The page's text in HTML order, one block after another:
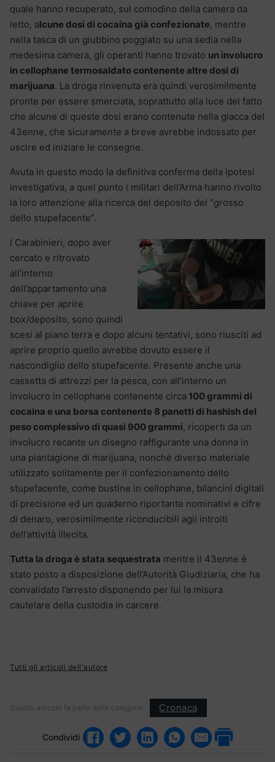
quale hanno recuperato, sul comodino della camera da
letto, alcune dosi di cocaina già confezionate, mentre
nella tasca di un giubbino poggiato su una sedia nella
medesima camera, gli operanti hanno trovato un involucro
in cellophane termosaldato contenente altre dosi di
marijuana. La droga rinvenuta era quindi verosimilmente
pronte per essere smerciata, soprattutto alla luce del fatto
che alcune di queste dosi erano contenute nella giacca del
43enne, che sicuramente a breve avrebbe indossato per
uscire ed iniziare le consegne.
Avuta in questo modo la definitiva conferma della ipotesi
investigativa, a quel punto i militari dell’Arma hanno rivolto
la loro attenzione alla ricerca del deposito del “grosso
dello stupefacente”.
I Carabinieri, dopo aver
cercato e ritrovato
all’interno
dell’appartamento una
chiave per aprire
box/deposito, sono quindi
scesi al piano terra e dopo alcuni tentativi, sono riusciti ad
aprire proprio quello avrebbe dovuto essere il
nascondiglio dello stupefacente. Presente anche una
cassetta di attrezzi per la pesca, con all’interno un
involucro in cellophane contenente circa 100 grammi di
cocaina e una borsa contenente 8 panetti di hashish del
peso complessivo di quasi 900 grammi, ricoperti da un
involucro recante un disegno raffigurante una donna in
una piantagione di marijuana, nonché diverso materiale
utilizzato solitamente per il confezionamento dello
stupefacente, come bustine in cellophane, bilancini digitali
di precisione ed un quaderno riportante nominativi e cifre
di denaro, verosimilmente riconducibili agli introiti
dell’attività illecita.
Tutta la droga è stata sequestrata mentre il 43enne è
stato posto a disposizione dell’Autorità Giudiziaria, che ha
convalidato l’arresto disponendo per lui la misura
cautelare della custodia in carcere.
Tutti gli articoli dell'autore
Questo articolo fa parte delle categorie: Cronaca
Condividi